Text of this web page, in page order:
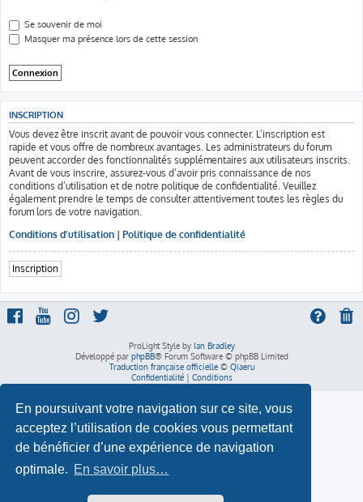
En poursuivant votre navigation sur ce site, vous
acceptez l’utilisation de cookies vous permettant
de bénéficier d’une expérience de navigation
optimale. En savoir plus…
Se souvenir de moi
Masquer ma présence lors de cette session
INSCRIPTION
Vous devez être inscrit avant de pouvoir vous connecter. L’inscription est
rapide et vous offre de nombreux avantages. Les administrateurs du forum
peuvent accorder des fonctionnalités supplémentaires aux utilisateurs inscrits.
Avant de vous inscrire, assurez-vous d’avoir pris connaissance de nos
conditions d’utilisation et de notre politique de confidentialité. Veuillez
également prendre le temps de consulter attentivement toutes les règles du
forum lors de votre navigation.
Conditions d’utilisation | Politique de confidentialité
Inscription
ProLight Style by Ian Bradley
Développé par phpBB® Forum Software © phpBB Limited
Traduction française officielle© Qiaeru
Confidentialité| Conditions